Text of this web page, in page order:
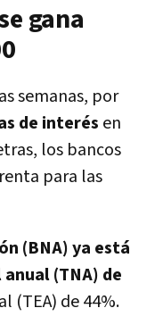
gana
semanas, por
de interés en
los bancos
para las
(BNA) ya está
(TNA) de
(TEA) de 44%.